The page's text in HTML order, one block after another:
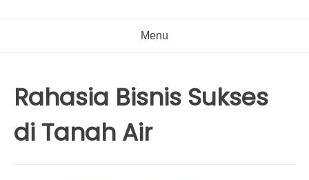
Menu
Rahasia Bisnis Sukses
di Tanah Air